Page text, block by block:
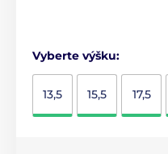
Vyberte výšku:
13,5 15,5 17,5